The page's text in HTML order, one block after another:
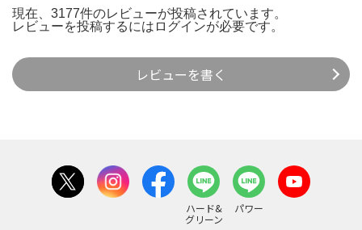
現在、3177件のレビューが投稿されています。
レビューを投稿するには ログインが必要です。
レビューを書く
ハード&
グリーン
パワー